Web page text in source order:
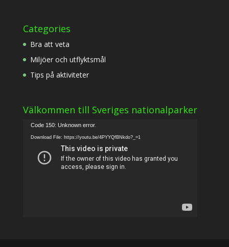
Categories
Bra att veta
Miljöer och utflyktsmål
Tips på aktiviteter
Välkommen till Sveriges nationalparker
Video
Player
Code 150: Unknown error.
Download File: https://youtu.be/4PYYQfBNkdo?_=1